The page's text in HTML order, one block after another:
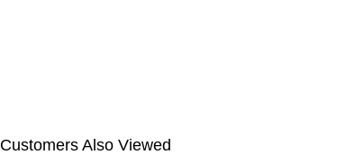
Customers Also Viewed